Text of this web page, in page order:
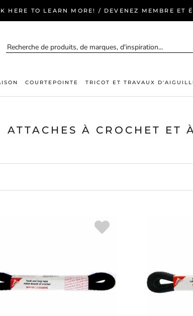
HERE TO LEARN MORE! / DEVENEZ MEMBRE ET
COURTEPOINTE TRICOT ET TRAVAUX
ATTACHES À CROCHET ET